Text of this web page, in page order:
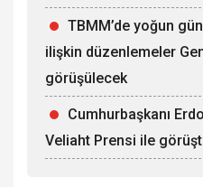
TBMM’de yoğun
ilişkin düzenlemeler
görüşülecek
Cumhurbaşkanı
Veliaht Prensi ile